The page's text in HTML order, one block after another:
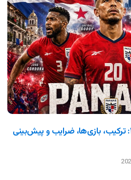
پاناما در جام جهانی ۲۰۲۶: ترکیب، بازی‌ها، ضرایب و پیش‌بینی